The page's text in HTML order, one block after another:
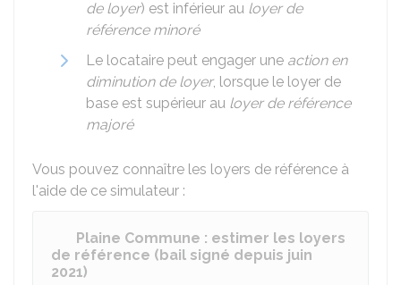
de loyer) est inférieur au loyer de
référence minoré
Le locataire peut engager une action en
diminution de loyer, lorsque le loyer de
base est supérieur au loyer de référence
majoré
Vous pouvez connaître les loyers de référence à
l'aide de ce simulateur :
Plaine Commune : estimer les loyers
de référence (bail signé depuis juin
2021)